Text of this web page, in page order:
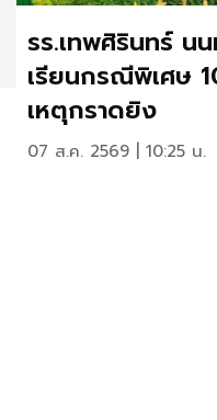
รร.เทพศิรินทร์ น
เรียนกรณีพิเศษ
เหตุกราดยิง
07 ส.ค. 2569 | 10:25 น.